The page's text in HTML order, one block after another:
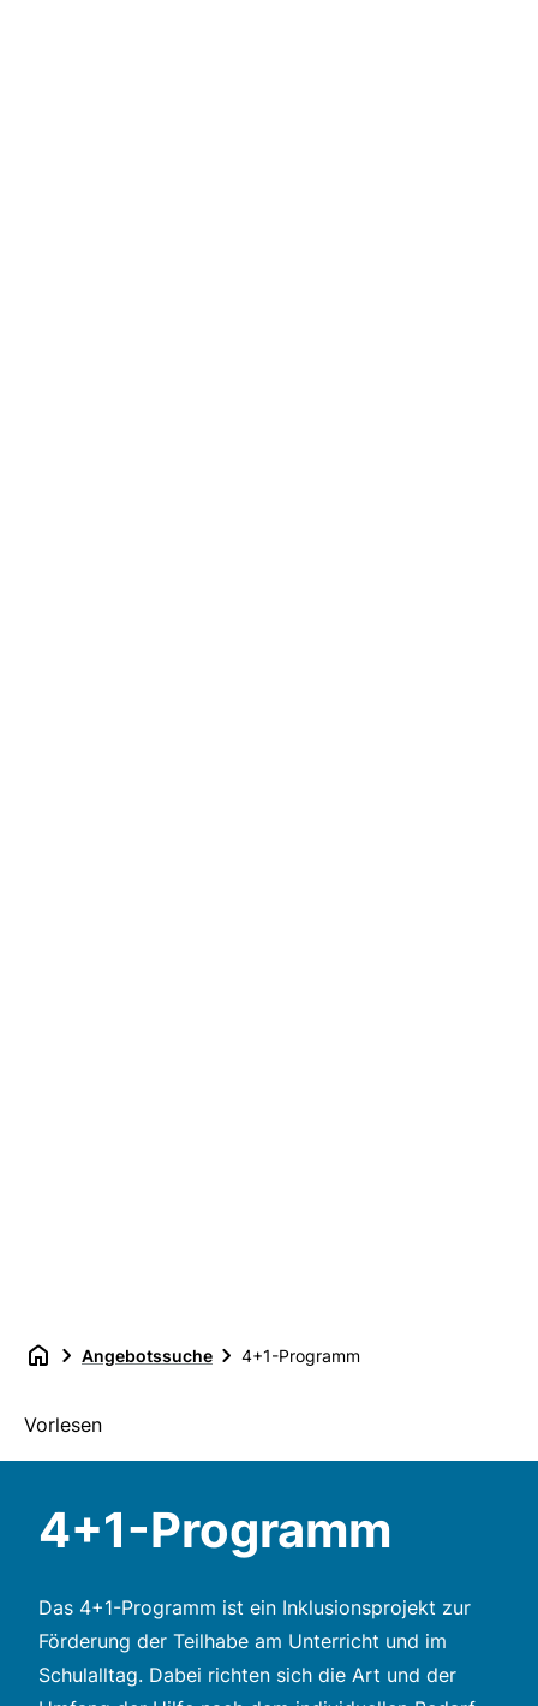
Angebotssuche 4+1-Programm
Vorlesen
4+1-Programm
Das 4+1-Programm ist ein Inklusionsprojekt zur
Förderung der Teilhabe am Unterricht und im
Schulalltag. Dabei richten sich die Art und der